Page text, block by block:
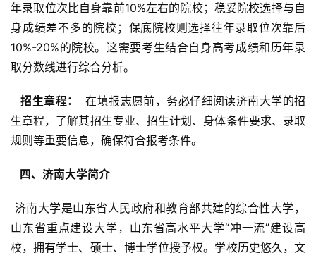
年录取位次比自身靠前10%左右的院校；稳妥院校选择与自
身成绩差不多的院校；保底院校则选择往年录取位次靠后
10%-20%的院校。这需要考生结合自身高考成绩和历年录
取分数线进行综合分析。
  招生章程：
在填报志愿前，务必仔细阅读济南大学的招
生章程，了解其招生专业、招生计划、身体条件要求、录取
规则等重要信息，确保符合报考条件。
  四、济南大学简介
山东省重点建设大学，山东省高水平大学“冲一流”建设高
校，拥有学士、硕士、博士学位授予权。学校历史悠久，文